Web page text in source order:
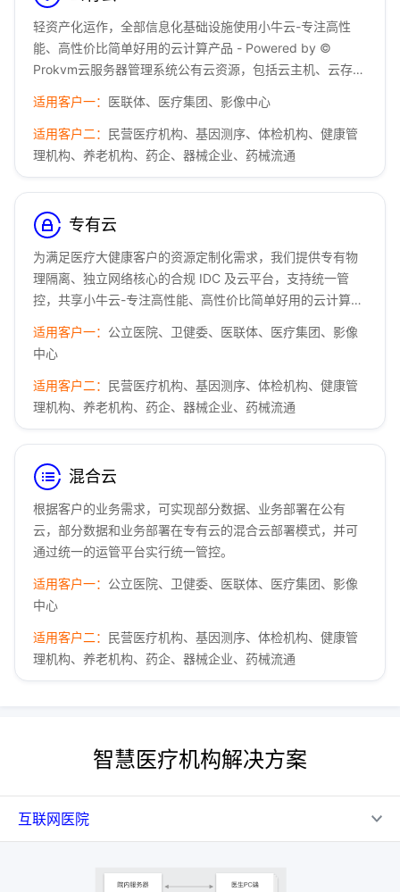
轻资产化运作，全部信息化基础设施使用小牛云-专注高性
能、高性价比简单好用的云计算产品 - Powered by ©
Prokvm云服务器管理系统公有云资源，包括云主机、云存
心，您可将宝贵的资源和人力集中投入到专业业务发展建设
中。
适用客户一： 医联体、医疗集团、影像中心
适用客户二： 民营医疗机构、基因测序、体检机构、健康管
理机构、养老机构、药企、器械企业、药械流通
专有云
为满足医疗大健康客户的资源定制化需求，我们提供专有物
理隔离、独立网络核心的合规 IDC 及云平台，支持统一管
控，共享小牛云-专注高性能、高性价比简单好用的云计算产
及安全防护能力。
适用客户一： 公立医院、卫健委、医联体、医疗集团、影像
中心
适用客户二： 民营医疗机构、基因测序、体检机构、健康管
理机构、养老机构、药企、器械企业、药械流通
混合云
根据客户的业务需求，可实现部分数据、业务部署在公有
云，部分数据和业务部署在专有云的混合云部署模式，并可
通过统一的运管平台实行统一管控。
适用客户一： 公立医院、卫健委、医联体、医疗集团、影像
中心
适用客户二： 民营医疗机构、基因测序、体检机构、健康管
理机构、养老机构、药企、器械企业、药械流通
智慧医疗机构解决方案
互联网医院